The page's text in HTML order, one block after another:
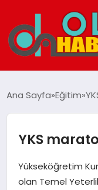
SPOR
DÜNYA
SAĞLIK
Ana Sayfa Eğitim
YKS
Yükseköğretim
olan Temel